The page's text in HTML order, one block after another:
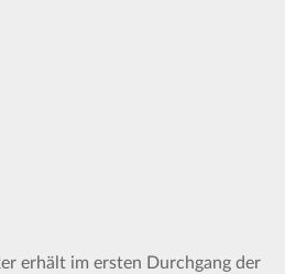
erhält im ersten Durchgang der